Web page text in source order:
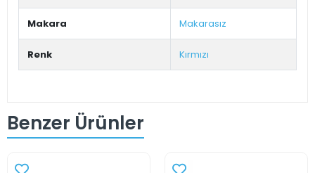
Makara Makarasız
Renk Kırmızı
Benzer Ürünler